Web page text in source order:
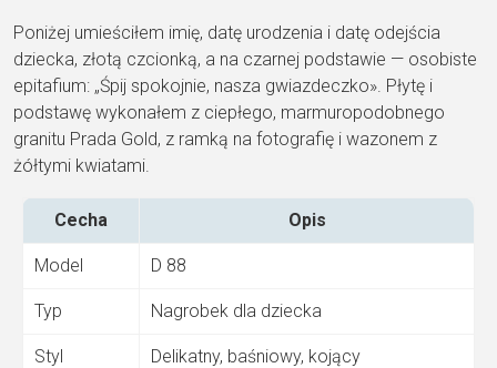
Poniżej umieściłem imię, datę urodzenia i datę odejścia
dziecka, złotą czcionką, a na czarnej podstawie — osobiste
epitafium: „Śpij spokojnie, nasza gwiazdeczko». Płytę i
podstawę wykonałem z ciepłego, marmuropodobnego
granitu Prada Gold, z ramką na fotografię i wazonem z
żółtymi kwiatami.
Cecha Opis
Model D 88
Typ Nagrobek dla dziecka
Styl Delikatny, baśniowy, kojący